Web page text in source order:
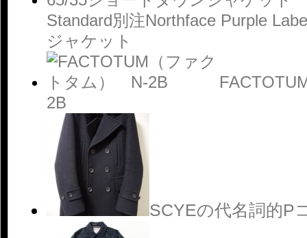
Standard別注Northface Purple
ジャケット
2B
SCYEの代名詞的P